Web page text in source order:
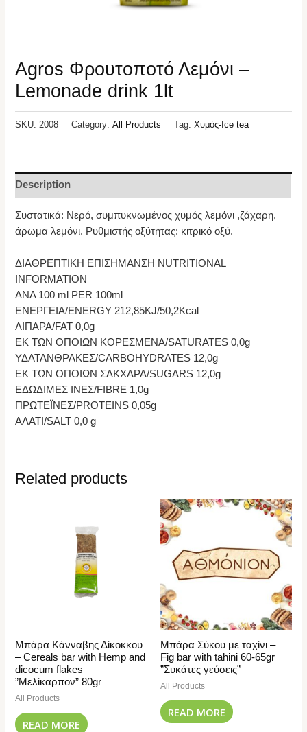
Agros Φρουτοποτό Λεμόνι –
Lemonade drink 1lt
SKU: 2008 Category:All Products Tag:Χυμός-Ice tea
Description
Συστατικά: Νερό, συμπυκνωμένος χυμός λεμόνι ,ζάχαρη,
άρωμα λεμόνι. Ρυθμιστής οξύτητας: κιτρικό οξύ.
ΔΙΑΘΡΕΠΤΙΚΗ ΕΠΙΣΗΜΑΝΣΗ NUTRITIONAL
INFORMATION
ΑΝΑ 100 ml PER 100ml
ΕΝΕΡΓΕΙΑ/ENERGY 212,85KJ/50,2Kcal
ΛΙΠΑΡΑ/FAT 0,0g
ΕΚ ΤΩΝ ΟΠΟΙΩΝ ΚΟΡΕΣΜΕΝΑ/SATURATES 0,0g
ΥΔΑΤΑΝΘΡΑΚΕΣ/CARBOHYDRATES 12,0g
ΕΚ ΤΩΝ ΟΠΟΙΩΝ ΣΑΚΧΑΡΑ/SUGARS 12,0g
ΕΔΩΔΙΜΕΣ ΙΝΕΣ/FIBRE 1,0g
ΠΡΩΤΕΪΝΕΣ/PROTEINS 0,05g
ΑΛΑΤΙ/SALT 0,0 g
Related products
Μπάρα Κάνναβης Δίκοκκου
– Cereals bar with Hemp and
dicocum flakes
”Μελίκαρπον” 80gr
All Products
READ MORE
Μπάρα Σύκου με ταχίνι –
Fig bar with tahini 60-65gr
”Συκάτες γεύσεις”
All Products
READ MORE